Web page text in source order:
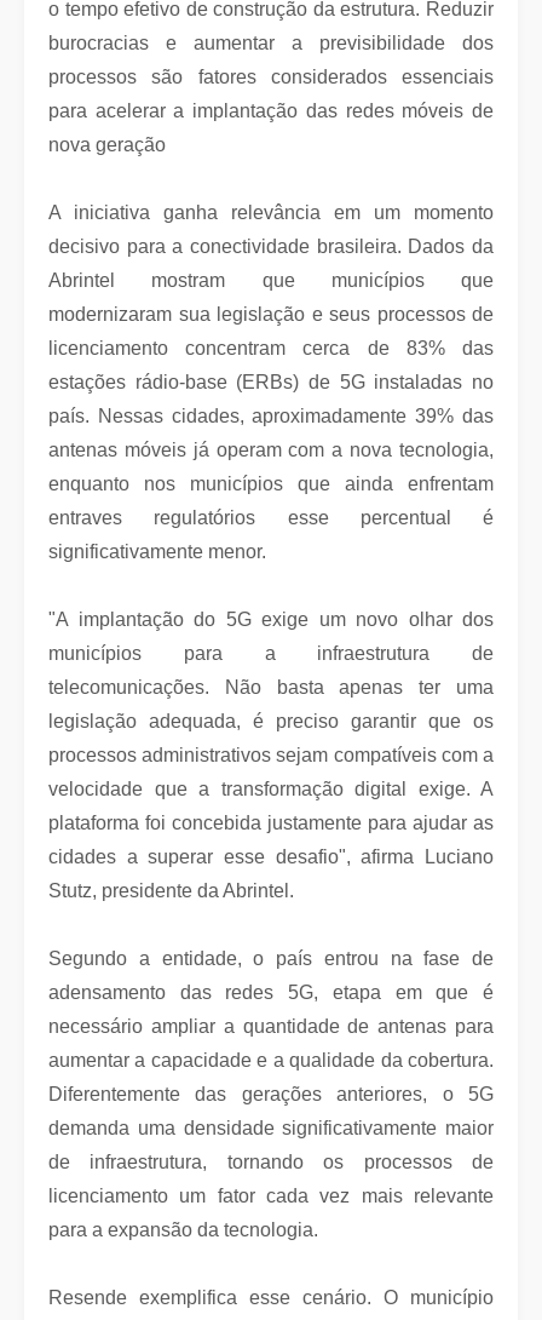
o tempo efetivo de construção da estrutura. Reduzir
burocracias e aumentar a previsibilidade dos
processos são fatores considerados essenciais
para acelerar a implantação das redes móveis de
nova geração
A iniciativa ganha relevância em um momento
decisivo para a conectividade brasileira. Dados da
Abrintel mostram que municípios que
modernizaram sua legislação e seus processos de
licenciamento concentram cerca de 83% das
estações rádio-base (ERBs) de 5G instaladas no
país. Nessas cidades, aproximadamente 39% das
antenas móveis já operam com a nova tecnologia,
enquanto nos municípios que ainda enfrentam
entraves regulatórios esse percentual é
significativamente menor.
"A implantação do 5G exige um novo olhar dos
municípios para a infraestrutura de
telecomunicações. Não basta apenas ter uma
legislação adequada, é preciso garantir que os
processos administrativos sejam compatíveis com a
velocidade que a transformação digital exige. A
plataforma foi concebida justamente para ajudar as
cidades a superar esse desafio", afirma Luciano
Stutz, presidente da Abrintel.
Segundo a entidade, o país entrou na fase de
adensamento das redes 5G, etapa em que é
necessário ampliar a quantidade de antenas para
aumentar a capacidade e a qualidade da cobertura.
Diferentemente das gerações anteriores, o 5G
demanda uma densidade significativamente maior
de infraestrutura, tornando os processos de
licenciamento um fator cada vez mais relevante
para a expansão da tecnologia.
Resende exemplifica esse cenário. O município